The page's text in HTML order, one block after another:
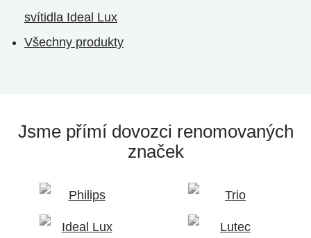
svítidla Ideal Lux
Všechny produkty
Jsme přímí dovozci renomovaných
značek